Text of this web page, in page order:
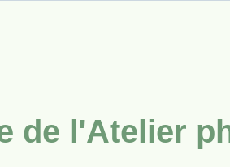
de l'Atelier